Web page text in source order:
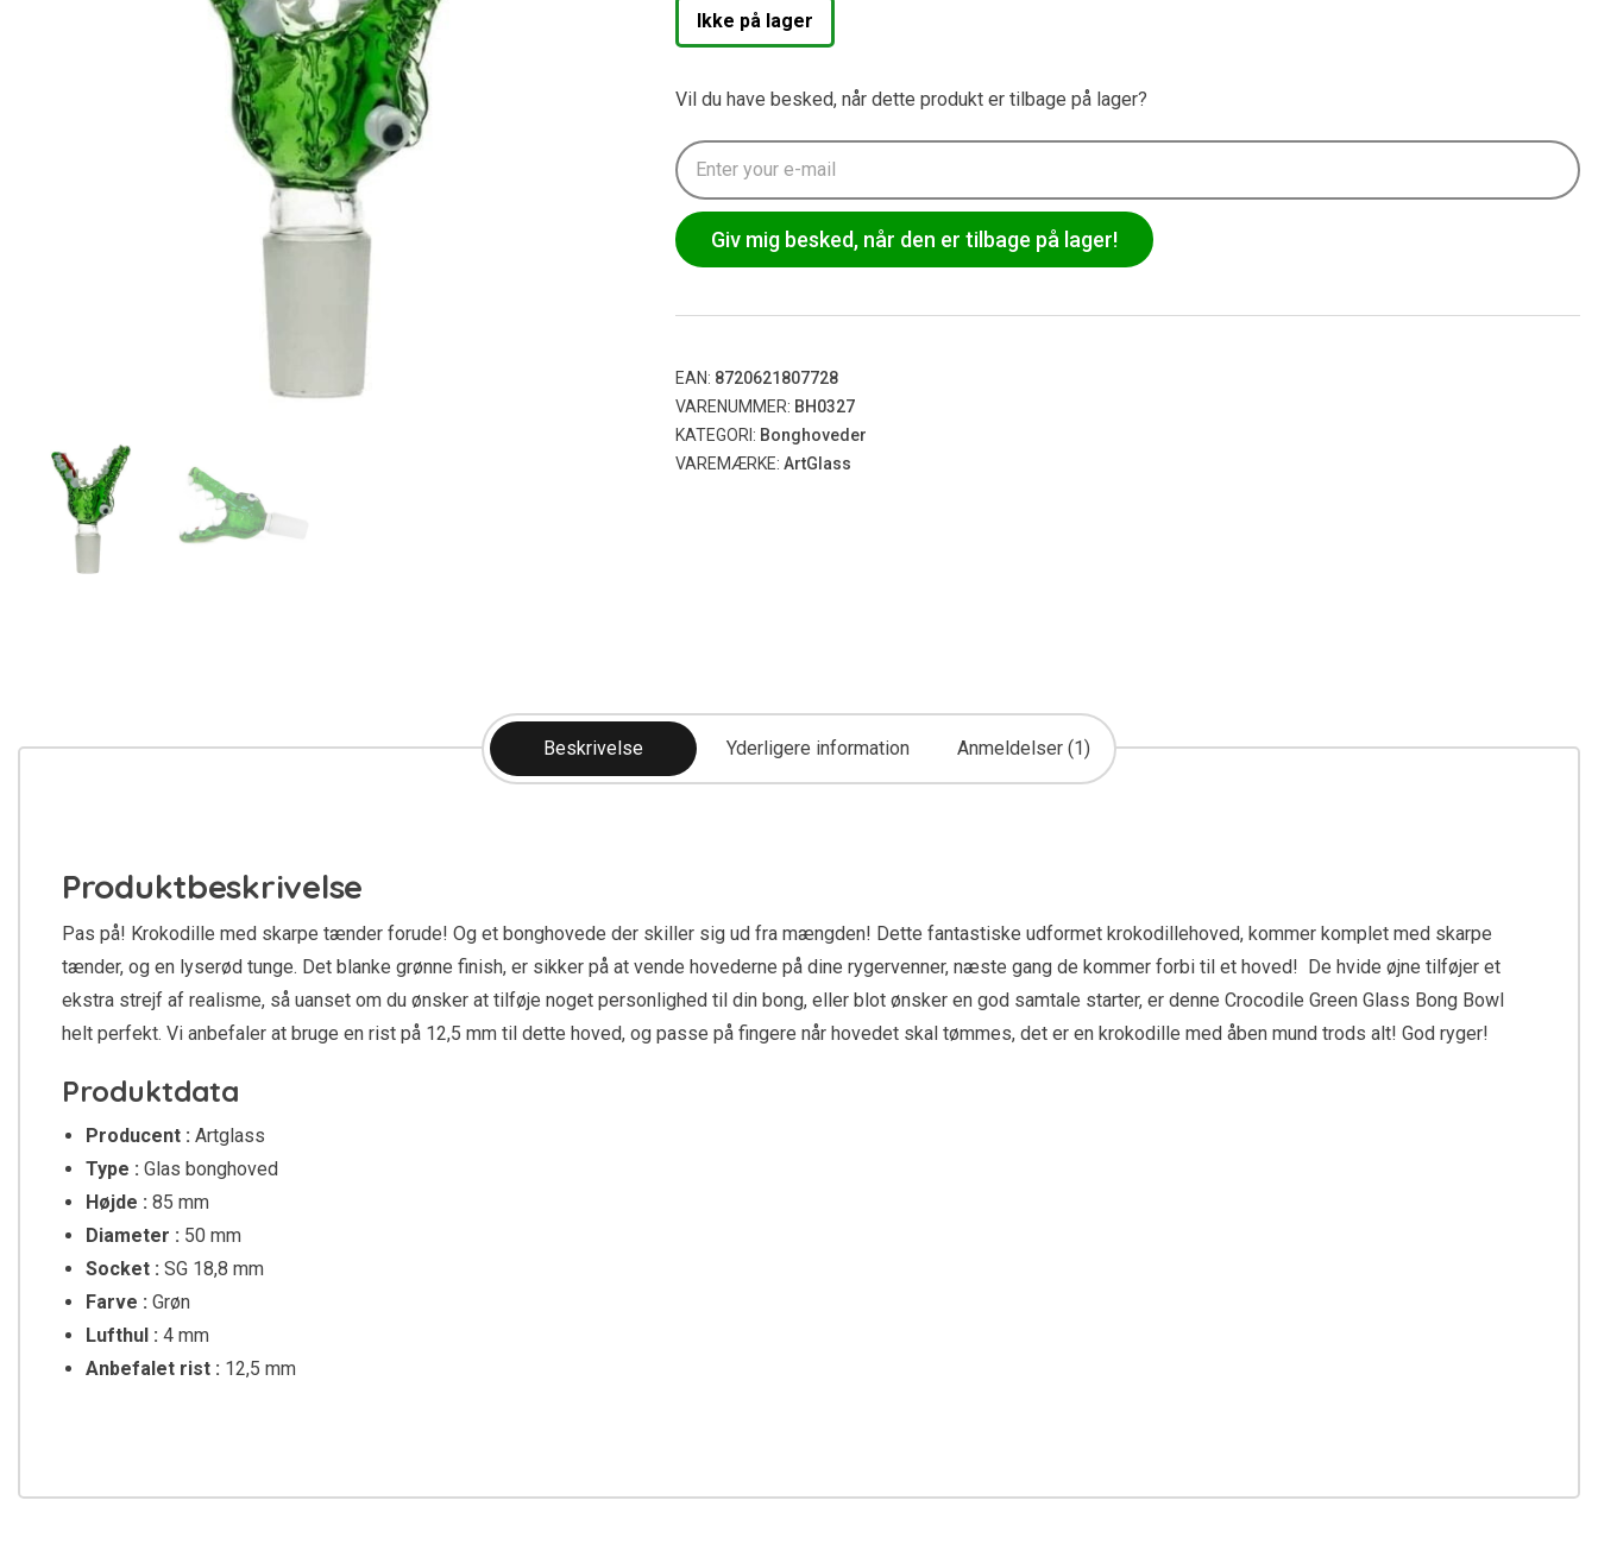
Ikke på lager
Vil du have besked, når dette produkt er tilbage på lager?
Giv mig besked, når den er tilbage på lager!
EAN: 8720621807728
VARENUMMER: BH0327
KATEGORI: Bonghoveder
VAREMÆRKE: ArtGlass
Beskrivelse Yderligere information Anmeldelser (1)
Produktbeskrivelse
Pas på! Krokodille med skarpe tænder forude! Og et bonghovede der skiller sig ud fra mængden! Dette fantastiske udformet krokodillehoved, kommer komplet med skarpe
tænder, og en lyserød tunge. Det blanke grønne finish, er sikker på at vende hovederne på dine rygervenner, næste gang de kommer forbi til et hoved! De hvide øjne tilføjer et
ekstra strejf af realisme, så uanset om du ønsker at tilføje noget personlighed til din bong, eller blot ønsker en god samtale starter, er denne Crocodile Green Glass Bong Bowl
helt perfekt. Vi anbefaler at bruge en rist på 12,5 mm til dette hoved, og passe på fingere når hovedet skal tømmes, det er en krokodille med åben mund trods alt! God ryger!
Produktdata
Producent : Artglass
Type : Glas bonghoved
Højde : 85 mm
Diameter : 50 mm
Socket : SG 18,8 mm
Farve : Grøn
Lufthul : 4 mm
Anbefalet rist : 12,5 mm